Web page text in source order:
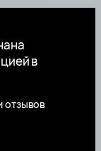
в
отзывов